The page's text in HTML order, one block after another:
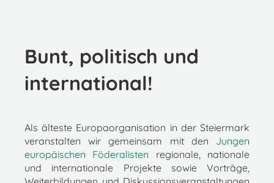
Bunt, politisch und
international!
Als älteste Europaorganisation in der Steiermark
veranstalten wir gemeinsam mit den Jungen
europäischen Föderalisten regionale, nationale
und internationale Projekte sowie Vorträge,